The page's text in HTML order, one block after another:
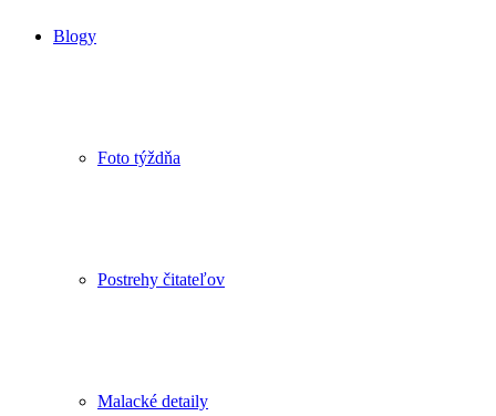
Blogy
Foto týždňa
Postrehy čitateľov
Malacké detaily